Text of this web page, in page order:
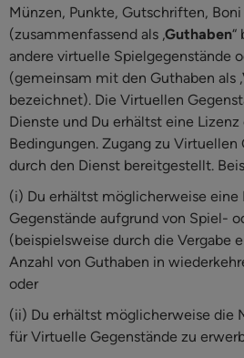
Münzen, Punkte, Gutschriften,
(zusammenfassend als „Guthaben“
andere virtuelle Spielgegenstände
(gemeinsam mit den Guthaben als „
bezeichnet). Die Virtuellen
Dienste und Du erhältst eine
Bedingungen. Zugang zu
durch den Dienst bereitgestellt.
(i) Du erhältst möglicherweise eine
Gegenstände aufgrund von Spiel-
(beispielsweise durch die Vergabe
Anzahl von Guthaben in
oder
(ii) Du erhältst möglicherweise die
für Virtuelle Gegenstände zu